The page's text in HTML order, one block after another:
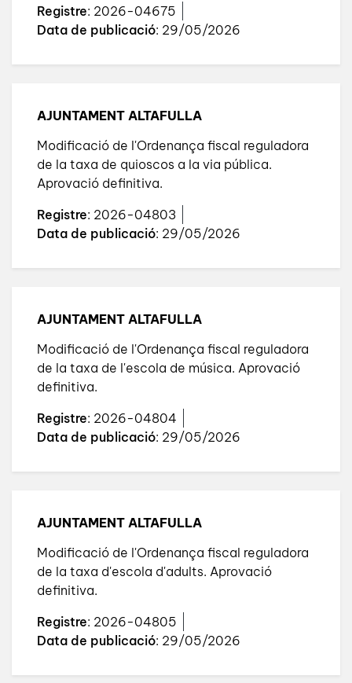
Registre: 2026-04675
Data de publicació: 29/05/2026
AJUNTAMENT ALTAFULLA
Modificació de l'Ordenança fiscal reguladora
de la taxa de quioscos a la via pública.
Aprovació definitiva.
Registre: 2026-04803
Data de publicació: 29/05/2026
AJUNTAMENT ALTAFULLA
Modificació de l'Ordenança fiscal reguladora
de la taxa de l'escola de música. Aprovació
definitiva.
Registre: 2026-04804
Data de publicació: 29/05/2026
AJUNTAMENT ALTAFULLA
Modificació de l'Ordenança fiscal reguladora
de la taxa d'escola d'adults. Aprovació
definitiva.
Registre: 2026-04805
Data de publicació: 29/05/2026